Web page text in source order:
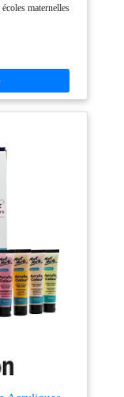
maternelles
le carton, le
verre. 🎨 Claires,
les créations ! 🌞
et lumineuses.
plus épaisse,
très appréciée
Facilement
des enfants.
Cléopâtre
la Cléocol pour
50 % avec de la
un effet satiné.